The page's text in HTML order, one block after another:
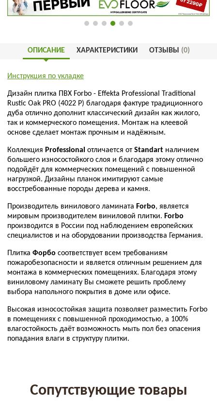
ОПИСАНИЕ ХАРАКТЕРИСТИКИ ОТЗЫВЫ (0)
Инструкция по укладке
Дизайн плитка ПВХ Forbo - Effekta Professional Traditional
Rustic Oak PRO (4022 P) благодаря фактуре традиционного
дуба отлично дополнит классический дизайн как жилого,
так и коммерческого помещения. Монтаж на клеевой
основе сделает монтаж прочным и надёжным.
Коллекция Professional отличается от Standart наличием
большего износостойкого слоя и благодаря этому отлично
подойдёт для коммерческих помещений с повышенной
нагрузкой. Дизайны планок имитируют самые
восстребованные породы дерева и камня.
Производитель винилового ламината Forbo, является
мировым производителем виниловой плитки. Forbo
производится в России под наблюдением европейских
специалистов и на оборудовании производства Германия.
Плитка Форбо соответствует всем требованиям
пожаробезопасности и является отличным решением для
монтажа в коммерческих помещениях. Благодаря этому
виниловому ламинату Вы сможете решить проблему
выбора напольного покрытия в доме или офисе.
Высокая износостойкая защита позволяет разместить Forbo
в помещениях с повышенной проходимостью, а 100%
влагостойкость даёт возможность мыть пол без опасения
попадания влаги в структуру плитки.
Сопутствующие товары